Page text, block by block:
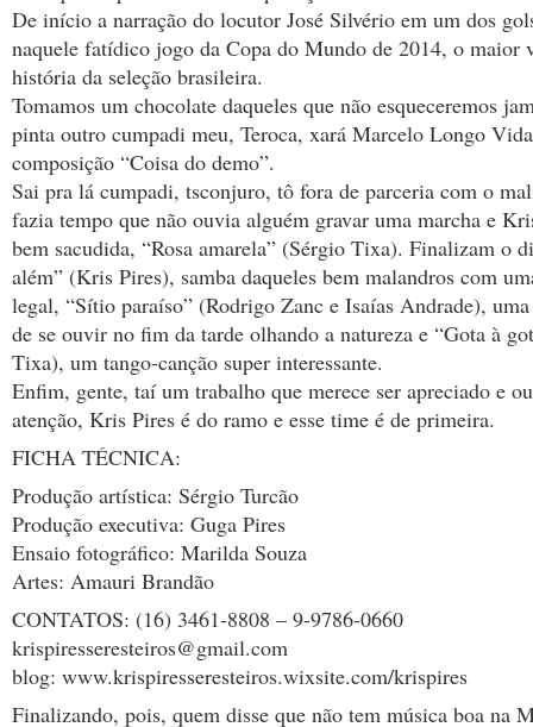
De início a narração do locutor José Silvério em um dos
naquele fatídico jogo da Copa do Mundo de 2014, o maior
história da seleção brasileira.
Tomamos um chocolate daqueles que não esqueceremos
pinta outro cumpadi meu, Teroca, xará Marcelo Longo
composição “Coisa do demo”.
Sai pra lá cumpadi, tsconjuro, tô fora de parceria com o
fazia tempo que não ouvia alguém gravar uma marcha e
bem sacudida, “Rosa amarela” (Sérgio Tixa). Finalizam o
além” (Kris Pires), samba daqueles bem malandros com
legal, “Sítio paraíso” (Rodrigo Zanc e Isaías Andrade), uma
de se ouvir no fim da tarde olhando a natureza e “Gota à
Tixa), um tango-canção super interessante.
Enfim, gente, taí um trabalho que merece ser apreciado e
atenção, Kris Pires é do ramo e esse time é de primeira.
FICHA TÉCNICA:
Produção artística: Sérgio Turcão
Produção executiva: Guga Pires
Ensaio fotográfico: Marilda Souza
Artes: Amauri Brandão
CONTATOS: (16) 3461-8808 – 9-9786-0660
krispiresseresteiros@gmail.com
blog: www.krispiresseresteiros.wixsite.com/krispires
Finalizando, pois, quem disse que não tem música boa na